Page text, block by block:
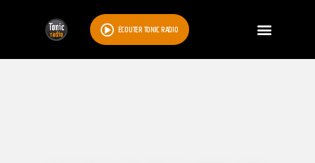
ÉCOUTER TONIC RADIO